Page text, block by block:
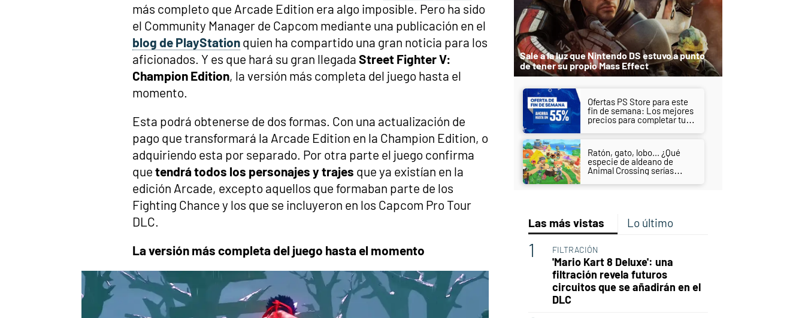
más completo que Arcade Edition era algo imposible. Pero ha sido
el Community Manager de Capcom mediante una publicación en el
blog de PlayStation quien ha compartido una gran noticia para los
aficionados. Y es que hará su gran llegada Street Fighter V:
Champion Edition, la versión más completa del juego hasta el
momento.
Esta podrá obtenerse de dos formas. Con una actualización de
pago que transformará la Arcade Edition en la Champion Edition, o
adquiriendo esta por separado. Por otra parte el juego confirma
que tendrá todos los personajes y trajes que ya existían en la
edición Arcade, excepto aquellos que formaban parte de los
Fighting Chance y los que se incluyeron en los Capcom Pro Tour
DLC.
La versión más completa del juego hasta el momento
Sale a la luz que Nintendo DS estuvo a punto
de tener su propio Mass Effect
Ofertas PS Store para este
fin de semana: Los mejores
precios para completar tu
Ratón, gato, lobo... ¿Qué
especie de aldeano de
Animal Crossing serías
Las más vistas Lo último
FILTRACIÓN
'Mario Kart 8 Deluxe': una
filtración revela futuros
circuitos que se añadirán en el
DLC